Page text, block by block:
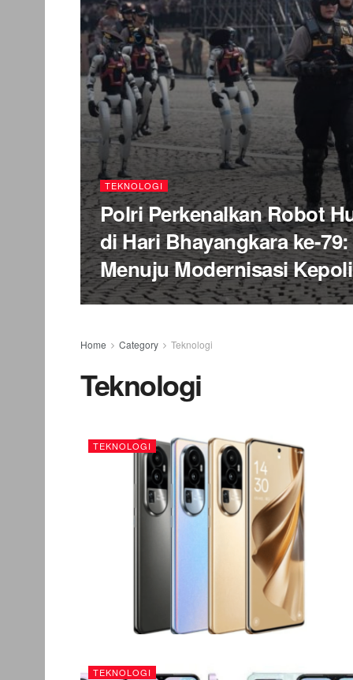
TEKNOLOGI
Polri Perkenalkan Robot
di Hari Bhayangkara ke-
Menuju Modernisasi
Home Category Teknologi
Teknologi
TEKNOLOGI
TEKNOLOGI